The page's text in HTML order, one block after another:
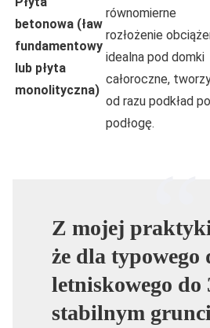
betonowa (ław
fundamentowy
lub płyta
monolityczna)
równomierne
rozłożenie
idealna pod domki
całoroczne,
od razu podkład
podłogę.
Z mojej
że dla typowego
letniskowego do
stabilnym